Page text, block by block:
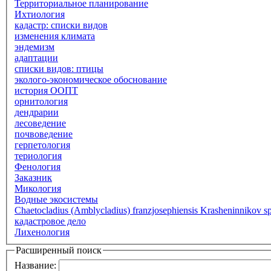
Территориальное планирование
Ихтиология
кадастр: списки видов
изменения климата
эндемизм
адаптации
списки видов: птицы
эколого-экономическое обоснование
история ООПТ
орнитология
дендрарии
лесоведение
почвоведение
герпетология
териология
Фенология
Заказник
Микология
Водные экосистемы
Chaetocladius (Amblycladius) franzjosephiensis Krasheninnikov
кадастровое дело
Лихенология
Расширенный поиск
Название: